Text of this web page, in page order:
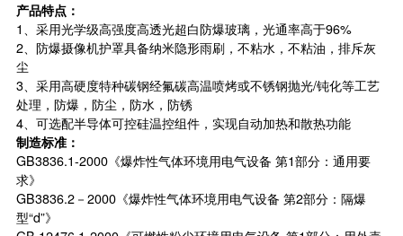
产品特点：
1、采用光学级高强度高透光超白防爆玻璃，光通率高于96%
2、防爆摄像机护罩具备纳米隐形雨刷，不粘水，不粘油，排斥灰
尘
3、采用高硬度特种碳钢经氟碳高温喷烤或不锈钢抛光/钝化等工艺
处理，防爆，防尘，防水，防锈
4、可选配半导体可控硅温控组件，实现自动加热和散热功能
制造标准：
GB3836.1-2000《爆炸性气体环境用电气设备 第1部分：通用要
求》
GB3836.2－2000《爆炸性气体环境用电气设备 第2部分：隔爆
型“d”》